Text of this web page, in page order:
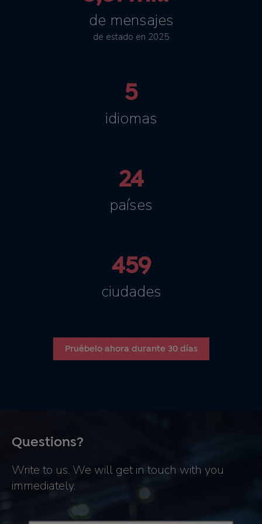
de mensajes
de estado en 2025
5
idiomas
24
países
459
ciudades
Pruébelo ahora durante 30 días
Questions?
Write to us. We will get in touch with you
immediately.